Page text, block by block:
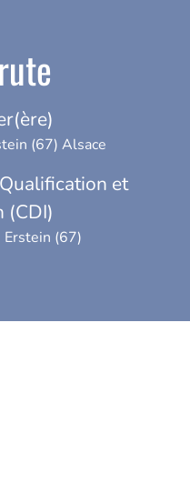
(67) Alsace
et
(CDI)
Erstein (67)